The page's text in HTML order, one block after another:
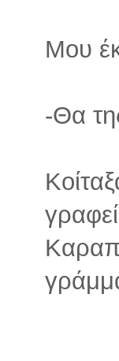
Μου
-Θα